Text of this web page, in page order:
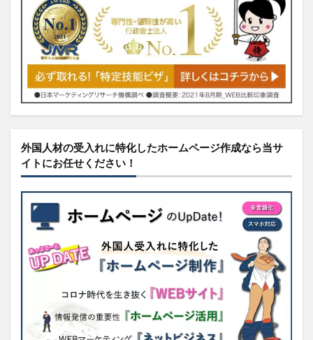
外国人材の受入れに特化したホームページ作成なら当サ
イトにお任せください！